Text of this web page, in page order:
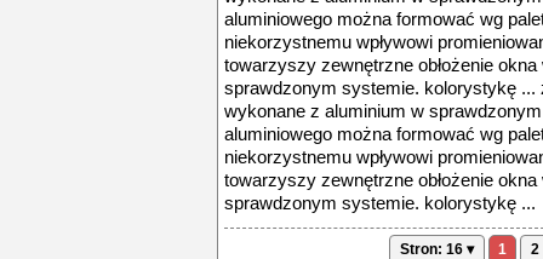
aluminiowego można formować wg
niekorzystnemu wpływowi
towarzyszy zewnętrzne obłożenie
sprawdzonym systemie. kolorystykę ...
wykonane z aluminium w
aluminiowego można formować wg
niekorzystnemu wpływowi
towarzyszy zewnętrzne obłożenie
sprawdzonym systemie. kolorystykę ...
Stron: 16 ▾ 1 2